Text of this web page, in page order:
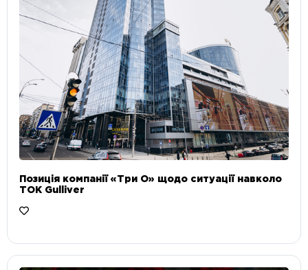
Позиція компанії «Три О» щодо ситуації навколо
ТОК Gulliver